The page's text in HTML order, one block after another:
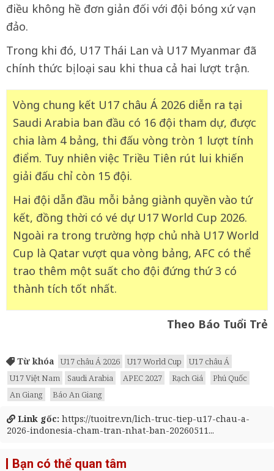
điều không hề đơn giản đối với đội bóng xứ vạn
đảo.
Trong khi đó, U17 Thái Lan và U17 Myanmar đã
chính thức bị loại sau khi thua cả hai lượt trận.
Vòng chung kết U17 châu Á 2026 diễn ra tại
Saudi Arabia ban đầu có 16 đội tham dự, được
chia làm 4 bảng, thi đấu vòng tròn 1 lượt tính
điểm. Tuy nhiên việc Triều Tiên rút lui khiến
giải đấu chỉ còn 15 đội.
Hai đội dẫn đầu mỗi bảng giành quyền vào tứ
kết, đồng thời có vé dự U17 World Cup 2026.
Ngoài ra trong trường hợp chủ nhà U17 World
Cup là Qatar vượt qua vòng bảng, AFC có thể
trao thêm một suất cho đội đứng thứ 3 có
thành tích tốt nhất.
Theo Báo Tuổi Trẻ
Từ khóa U17 châu Á 2026 U17 World Cup
U17 châu Á
U17 Việt Nam
Saudi Arabia APEC 2027 Rạch Giá
Phú Quốc
An Giang
Báo An Giang
Link gốc: https://tuoitre.vn/lich-truc-tiep-u17-chau-a-
2026-indonesia-cham-tran-nhat-ban-20260511...
Bạn có thể quan tâm